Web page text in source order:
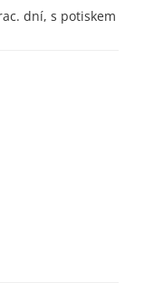
dní, s potiskem